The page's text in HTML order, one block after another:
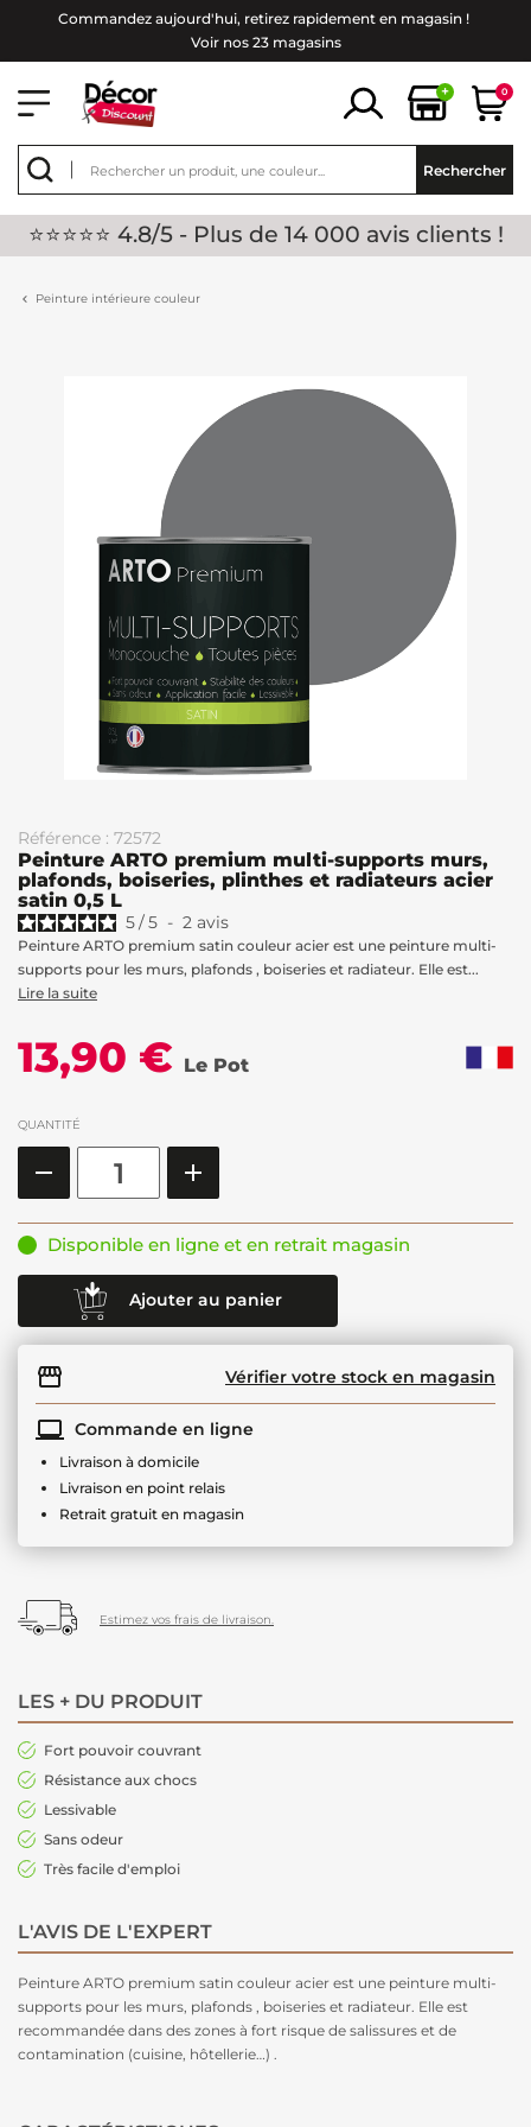
Commandez aujourd'hui, retirez rapidement en magasin !
Voir nos 23 magasins
+ 0
Rechercher
⭐⭐⭐⭐⭐ 4.8/5 - Plus de 14 000 avis clients !
Peinture intérieure couleur
Référence : 72572
Peinture ARTO premium multi-supports murs,
plafonds, boiseries, plinthes et radiateurs acier
satin 0,5 L
5/5 - 2 avis
Peinture ARTO premium satin couleur acier est une peinture multi-
supports pour les murs, plafonds , boiseries et radiateur. Elle est...
Lire la suite
13,90 € Le Pot
QUANTITÉ
Disponible en ligne et en retrait magasin
Ajouter au panier
Vérifier votre stock en magasin
Commande en ligne
Livraison à domicile
Livraison en point relais
Retrait gratuit en magasin
Estimez vos frais de livraison.
LES + DU PRODUIT
Fort pouvoir couvrant
Résistance aux chocs
Lessivable
Sans odeur
Très facile d'emploi
L'AVIS DE L'EXPERT
Peinture ARTO premium satin couleur acier est une peinture multi-
supports pour les murs, plafonds , boiseries et radiateur. Elle est
recommandée dans des zones à fort risque de salissures et de
contamination (cuisine, hôtellerie…) .